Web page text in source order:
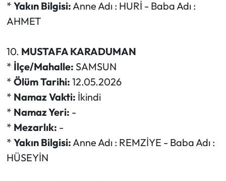
* Yakın Bilgisi:Anne Adı : HURİ - Baba Adı :
AHMET
10. MUSTAFA KARADUMAN
* İlçe/Mahalle: SAMSUN
* Ölüm Tarihi: 12.05.2026
* Namaz Vakti: İkindi
* Namaz Yeri: -
* Mezarlık: -
* Yakın Bilgisi:Anne Adı : REMZİYE - Baba Adı :
HÜSEYİN